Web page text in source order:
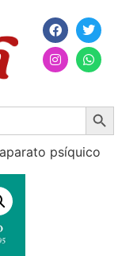
psíquico